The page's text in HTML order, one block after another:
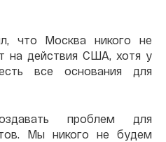
что Москва никого не
на действия США, хотя у
все основания для
проблем для
Мы никого не будем